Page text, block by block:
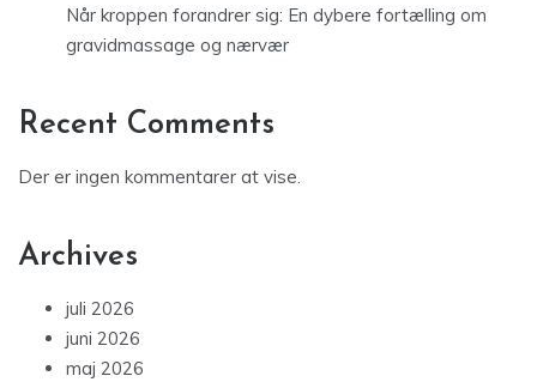
Når kroppen forandrer sig: En dybere fortælling om
gravidmassage og nærvær
Recent Comments
Der er ingen kommentarer at vise.
Archives
juli 2026
juni 2026
maj 2026